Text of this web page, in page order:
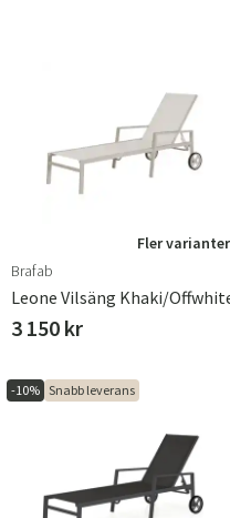
Fler varianter
Brafab
Leone Vilsäng Khaki/
3 150 kr
-10% Snabb leverans